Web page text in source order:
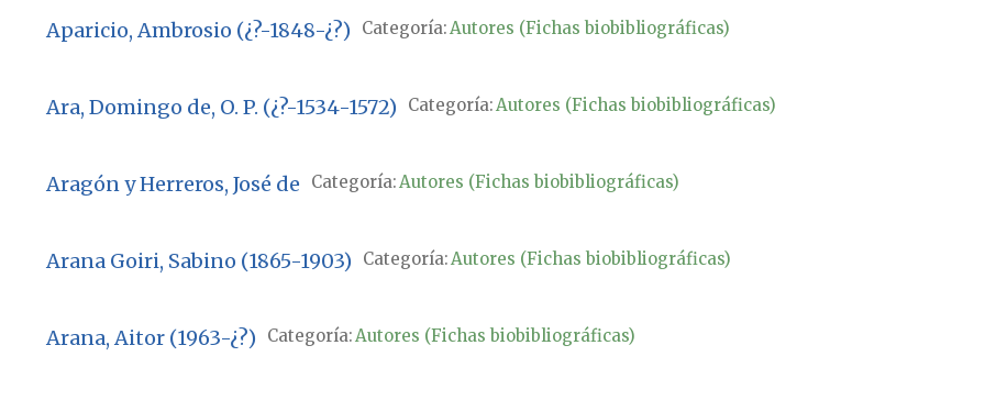
Aparicio, Ambrosio (¿?-1848-¿?) Categoría:Autores (Fichas biobibliográficas)
Ara, Domingo de, O. P. (¿?-1534-1572) Categoría:Autores (Fichas biobibliográficas)
Aragón y Herreros, José de Categoría:Autores (Fichas biobibliográficas)
Arana Goiri, Sabino (1865-1903) Categoría:Autores (Fichas biobibliográficas)
Arana, Aitor (1963-¿?) Categoría:Autores (Fichas biobibliográficas)